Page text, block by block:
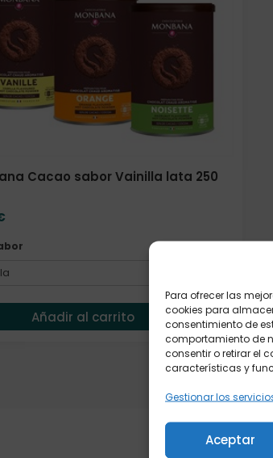
Para ofrecer las
cookies para
consentimiento de
comportamiento de
consentir o retirar el
características y
Gestionar los
Aceptar
Cacao sabor Vainilla lata 250
Añadir al carrito